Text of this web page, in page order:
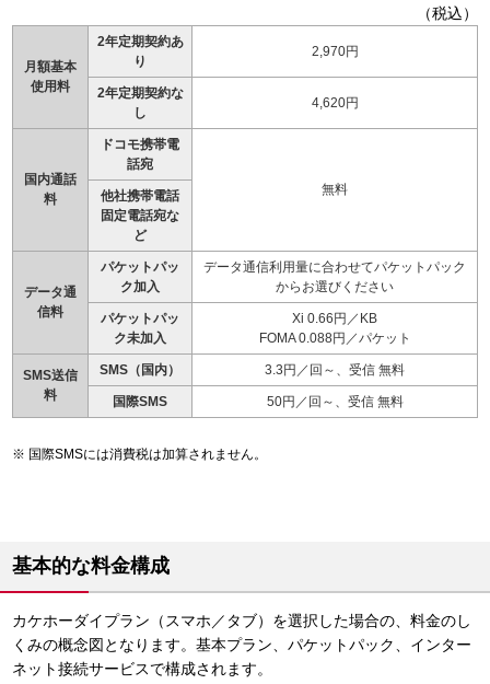
（税込）
月額基本
使用料
2年定期契約あ
り
2,970円
2年定期契約な
し
4,620円
国内通話
料
ドコモ携帯電
話宛
無料
他社携帯電話
固定電話宛な
ど
データ通
信料
パケットパッ
ク加入
データ通信利用量に合わせてパケットパック
からお選びください
パケットパッ
ク未加入
Xi 0.66円／KB
FOMA 0.088円／パケット
SMS送信
料
SMS（国内） 3.3円／回～、受信 無料
国際SMS 50円／回～、受信 無料
国際SMSには消費税は加算されません。
基本的な料金構成
カケホーダイプラン（スマホ／タブ）を選択した場合の、料金のし
くみの概念図となります。基本プラン、パケットパック、インター
ネット接続サービスで構成されます。